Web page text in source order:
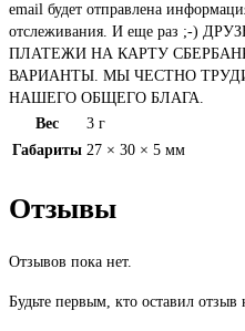
email будет отправлена
отслеживания. И еще раз ;-)
ПЛАТЕЖИ НА КАРТУ
ВАРИАНТЫ. МЫ ЧЕСТНО
НАШЕГО ОБЩЕГО БЛАГА.
Вес
3 г
Габариты 27 × 30 × 5 мм
Отзывы
Отзывов пока нет.
Будьте первым, кто оставил